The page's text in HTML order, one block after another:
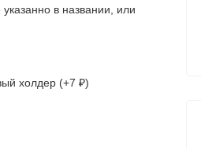
в названии, или
холдер (+7 ₽)